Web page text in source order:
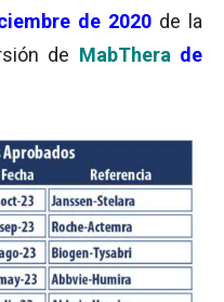
de 2020 de la
de MabThera de